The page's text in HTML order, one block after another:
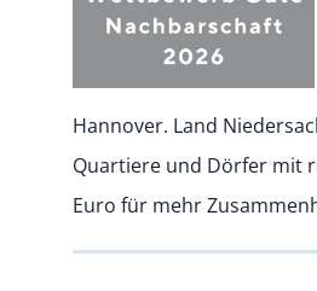
Hannover. Land
Quartiere und Dörfer mit
Euro für mehr